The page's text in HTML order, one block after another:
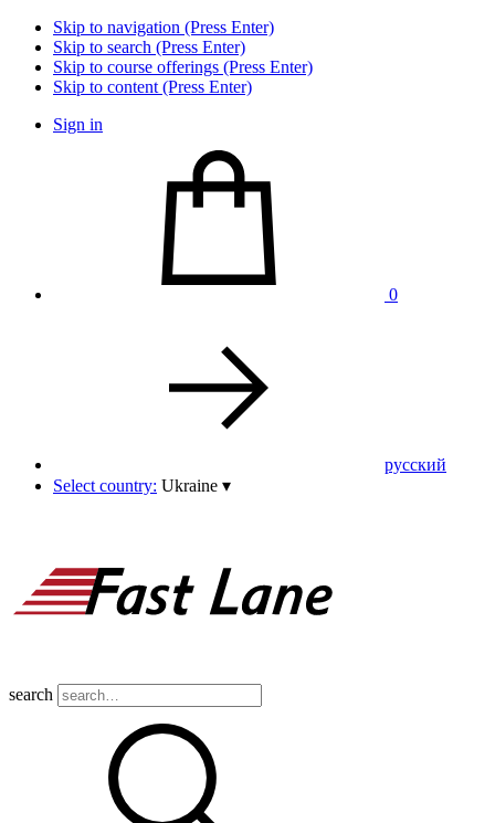
Skip to navigation (Press Enter)
Skip to search (Press Enter)
Skip to course offerings (Press Enter)
Skip to content (Press Enter)
Sign in
0
pусский
Select country: Ukraine ▾
search